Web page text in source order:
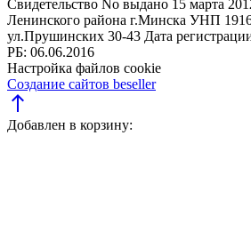
Свидетельство No выдано 15 марта
Ленинского района г.Минска УНП
ул.Прушинских 30-43 Дата
РБ: 06.06.2016
Настройка файлов cookie
Создание сайтов beseller
north
Добавлен в корзину: